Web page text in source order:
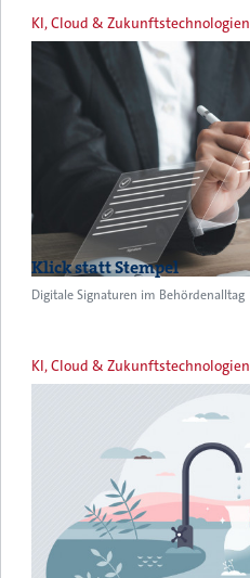
KI, Cloud & Zukunftstechnologien
Klick statt Stempel
Digitale Signaturen im Behördenalltag
KI, Cloud & Zukunftstechnologien